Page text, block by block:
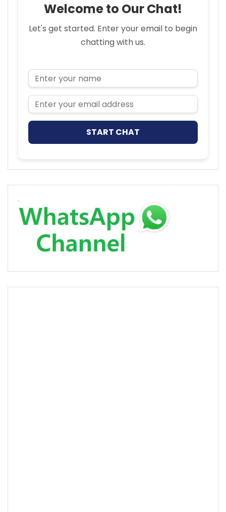
Welcome to Our Chat!
Let's get started. Enter your email to begin
chatting with us.
Name
Email Address
START CHAT